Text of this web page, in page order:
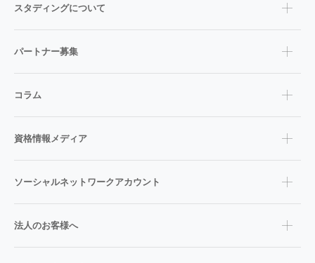
スタディングについて
パートナー募集
コラム
資格情報メディア
ソーシャルネットワークアカウント
法人のお客様へ